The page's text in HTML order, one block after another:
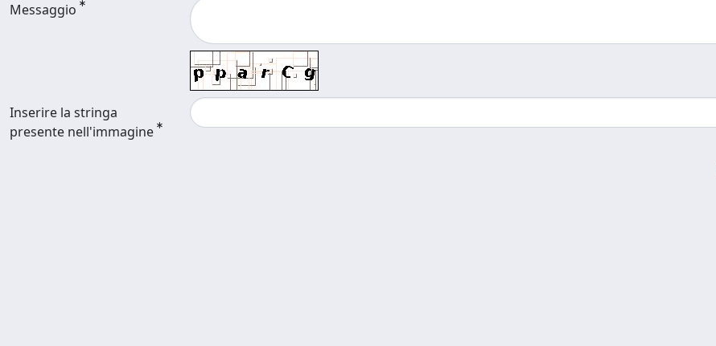
Messaggio
Inserire la stringa
presente nell'immagine